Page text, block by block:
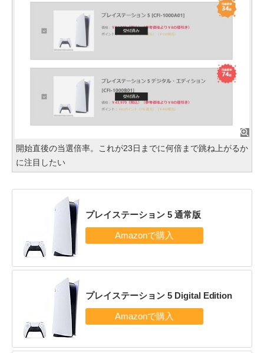
開始直後の当選倍率。これが23日までに何倍まで跳ね上がるか
に注目したい
プレイステーション 5 通常版
プレイステーション 5 Digital Edition